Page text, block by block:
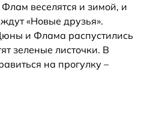
веселятся и зимой, и
«Новые друзья».
и Флама распустились
зеленые листочки. В
на прогулку –